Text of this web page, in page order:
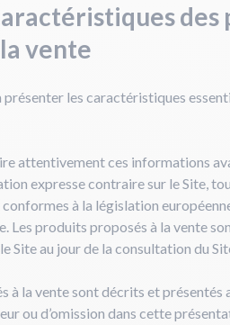
des
vente
présenter les caractéristiques
attentivement ces informations
expresse contraire sur le Site,
à la législation
Les produits proposés à la vente
Site au jour de la consultation du
à la vente sont décrits et présentés
ou d’omission dans cette